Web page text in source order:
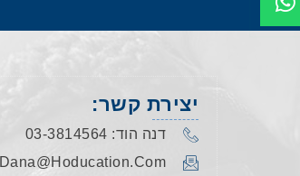
יצירת קשר:
דנה הוד: 03-3814564
Dana@hoducation.com